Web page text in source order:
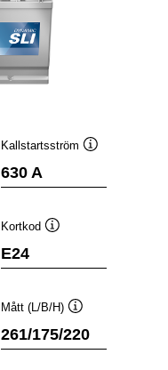
Kallstartsström
630 A
Kortkod
E24
Mått (L/B/H)
261/175/220